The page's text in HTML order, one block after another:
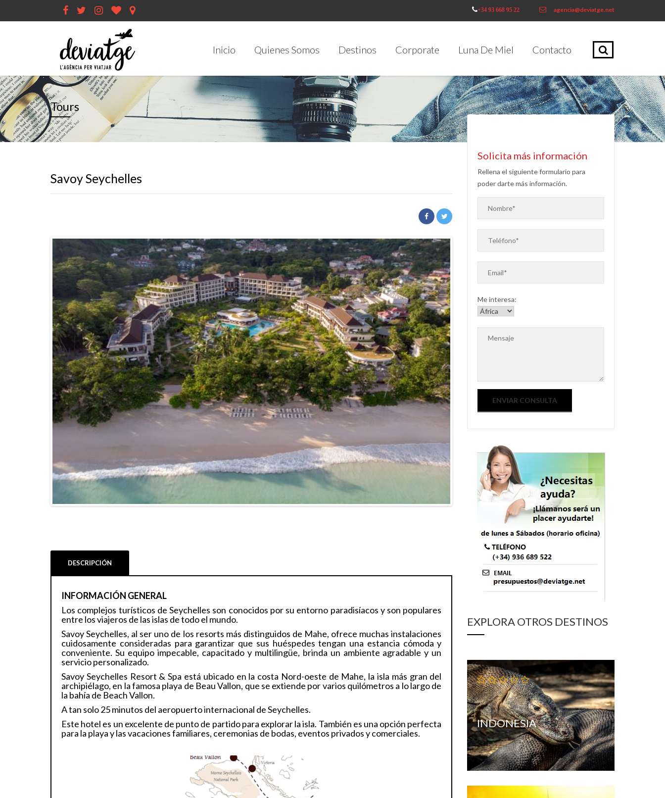
+34 93 668 95 22 agencia@deviatge.net
Inicio Quienes Somos Destinos Corporate Luna De Miel Contacto
Tours
Savoy Seychelles
DESCRIPCIÓN
INFORMACIÓN GENERAL
Los complejos turísticos de Seychelles son conocidos por su entorno paradisíacos y son populares
entre los viajeros de las islas de todo el mundo.
Savoy Seychelles, al ser uno de los resorts más distinguidos de Mahe, ofrece muchas instalaciones
cuidosamente consideradas para garantizar que sus huéspedes tengan una estancia cómoda y
conveniente. Su equipo impecable, capacitado y multilingüe, brinda un ambiente agradable y un
servicio personalizado.
Savoy Seychelles Resort & Spa está ubicado en la costa Nord-oeste de Mahe, la isla más gran del
archipiélago, en la famosa playa de Beau Vallon, que se extiende por varios quilómetros a lo largo de
la bahía de Beach Vallon.
A tan solo 25 minutos del aeropuerto internacional de Seychelles.
Este hotel es un excelente de punto de partido para explorar la isla. También es una opción perfecta
para la playa y las vacaciones familiares, ceremonias de bodas, eventos privados y comerciales.
Solicita más información
Rellena el siguiente formulario para
poder darte más información.
Me interesa:
EXPLORA OTROS DESTINOS
INDONESIA